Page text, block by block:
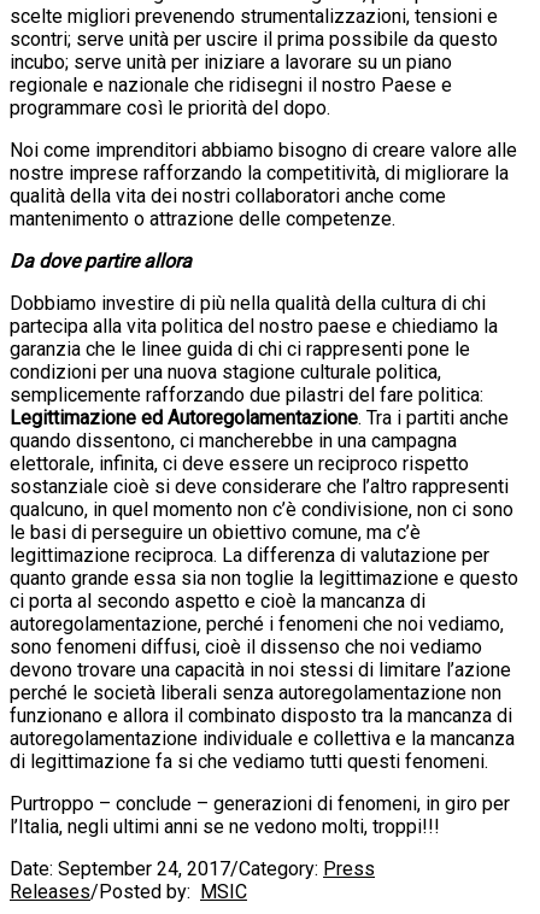
scelte migliori prevenendo strumentalizzazioni, tensioni e
scontri; serve unità per uscire il prima possibile da questo
incubo; serve unità per iniziare a lavorare su un piano
regionale e nazionale che ridisegni il nostro Paese e
programmare così le priorità del dopo.
Noi come imprenditori abbiamo bisogno di creare valore alle
nostre imprese rafforzando la competitività, di migliorare la
qualità della vita dei nostri collaboratori anche come
mantenimento o attrazione delle competenze.
Da dove partire allora
Dobbiamo investire di più nella qualità della cultura di chi
partecipa alla vita politica del nostro paese e chiediamo la
garanzia che le linee guida di chi ci rappresenti pone le
condizioni per una nuova stagione culturale politica,
semplicemente rafforzando due pilastri del fare politica:
Legittimazione ed Autoregolamentazione. Tra i partiti anche
quando dissentono, ci mancherebbe in una campagna
elettorale, infinita, ci deve essere un reciproco rispetto
sostanziale cioè si deve considerare che l’altro rappresenti
qualcuno, in quel momento non c’è condivisione, non ci sono
le basi di perseguire un obiettivo comune, ma c’è
legittimazione reciproca. La differenza di valutazione per
quanto grande essa sia non toglie la legittimazione e questo
ci porta al secondo aspetto e cioè la mancanza di
autoregolamentazione, perché i fenomeni che noi vediamo,
sono fenomeni diffusi, cioè il dissenso che noi vediamo
devono trovare una capacità in noi stessi di limitare l’azione
perché le società liberali senza autoregolamentazione non
funzionano e allora il combinato disposto tra la mancanza di
autoregolamentazione individuale e collettiva e la mancanza
di legittimazione fa si che vediamo tutti questi fenomeni.
Purtroppo – conclude – generazioni di fenomeni, in giro per
l’Italia, negli ultimi anni se ne vedono molti, troppi!!!
Date: September 24, 2017/Category: Press
Releases/Posted by: MSIC